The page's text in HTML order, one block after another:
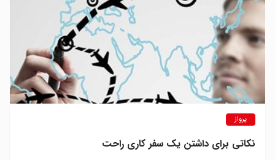
پرواز
نکاتی برای داشتن یک سفر کاری راحت